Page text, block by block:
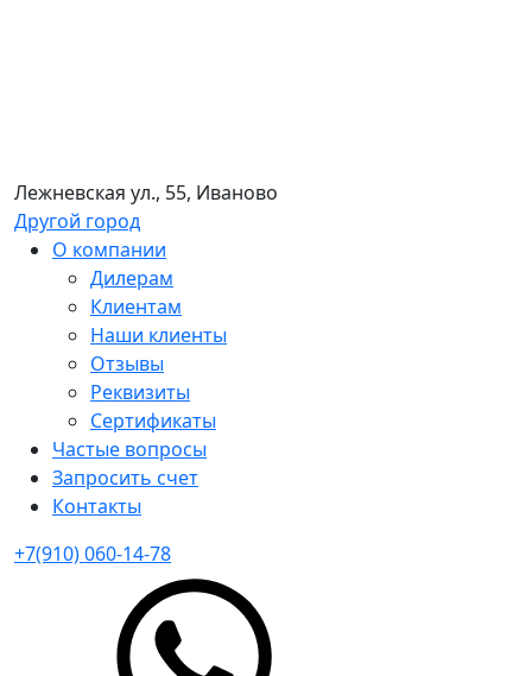
Лежневская ул., 55, Иваново
Другой город
О компании
Дилерам
Клиентам
Наши клиенты
Отзывы
Реквизиты
Сертификаты
Частые вопросы
Запросить счет
Контакты
+7(910) 060-14-78